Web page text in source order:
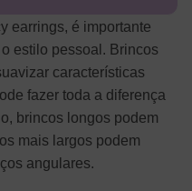
earrings, é importante
estilo pessoal. Brincos
características
fazer toda a diferença
brincos longos podem
mais largos podem
angulares.